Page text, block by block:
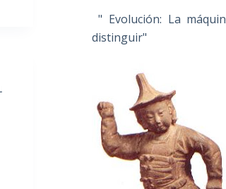
" Evolución: La
distinguir"